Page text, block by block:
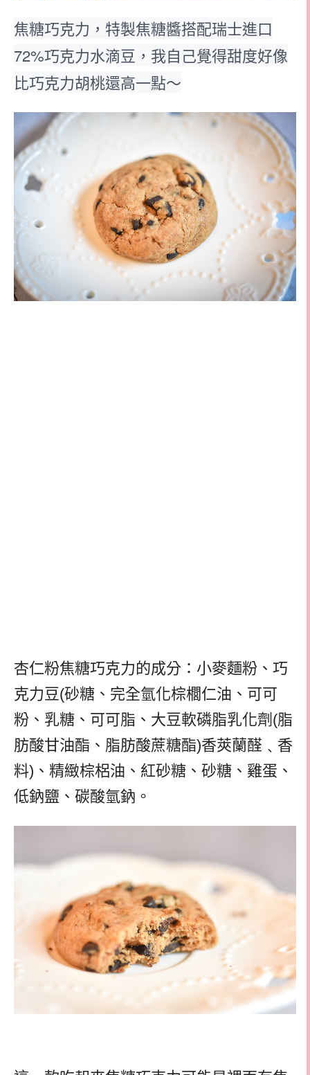
焦糖巧克力，特製焦糖醬搭配瑞士進口
72%巧克力水滴豆，我自己覺得甜度好像
比巧克力胡桃還高一點～
杏仁粉焦糖巧克力的成分：小麥麵粉、巧
克力豆(砂糖、完全氫化棕櫚仁油、可可
粉、乳糖、可可脂、大豆軟磷脂乳化劑(脂
肪酸甘油酯、脂肪酸蔗糖酯)香莢蘭醛﹑香
料)、精緻棕梠油、紅砂糖、砂糖、雞蛋、
低鈉鹽、碳酸氫鈉。